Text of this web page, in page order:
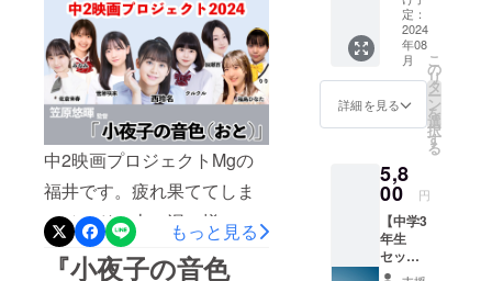
る皆さんが時間をかけて準
備してくれて、この映画を
応援してくれる方々がいて
くださって、重要な役柄を
任せていただいている。そ
のプレッシャーが苦しくも
あり、恐怖に感じることも
ありました。そんな時期に
今まで経験させていただい
バーとしてデビュー。ダン
スや歌などエネルギッシュ
なライブパフォーマンスで
活躍。グループでは天然
キャラを発揮、最年⻑にし
ていじられ愛されキャラを
つとめる。2015 年よりユ
ニット名を『チャオベッラ
チンクエッティ』へ改名。
中2映画プロジェクトMgの
福井です。疲れ果ててしま
いベッドの上で泥の様に
眠ってました。。。涙無事
もっと見る
『小夜子の音色
お礼動
画（約
2〜3分
程度）
・監督
のサイ
ン付
イキン
グ
（DVD
） ＊監
督から
のお礼
動画
定：
2024
年08
月
詳細を見る
こ
の
リ
タ
ー
ン
を
選
択
す
る
5,8
00 円
【中学3
年生
セッ
ト：